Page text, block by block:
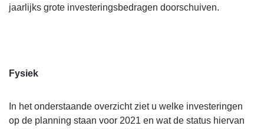
jaarlijks grote investeringsbedragen doorschuiven.
Fysiek
In het onderstaande overzicht ziet u welke investeringen
op de planning staan voor 2021 en wat de status hiervan